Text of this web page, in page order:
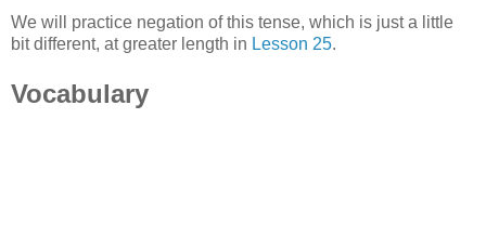
We will practice negation of this tense, which is just a little
bit different, at greater length in Lesson 25.
Vocabulary